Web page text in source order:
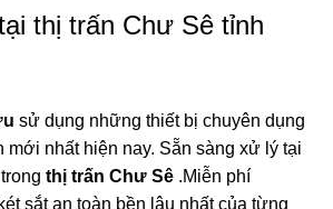
thị trấn Chư Sê tỉnh
sử dụng những thiết bị chuyên dụng
mới nhất hiện nay. Sẵn sàng xử lý tại
trongthị trấn Chư Sê .Miễn phí
sắt an toàn bền lâu nhất của từng